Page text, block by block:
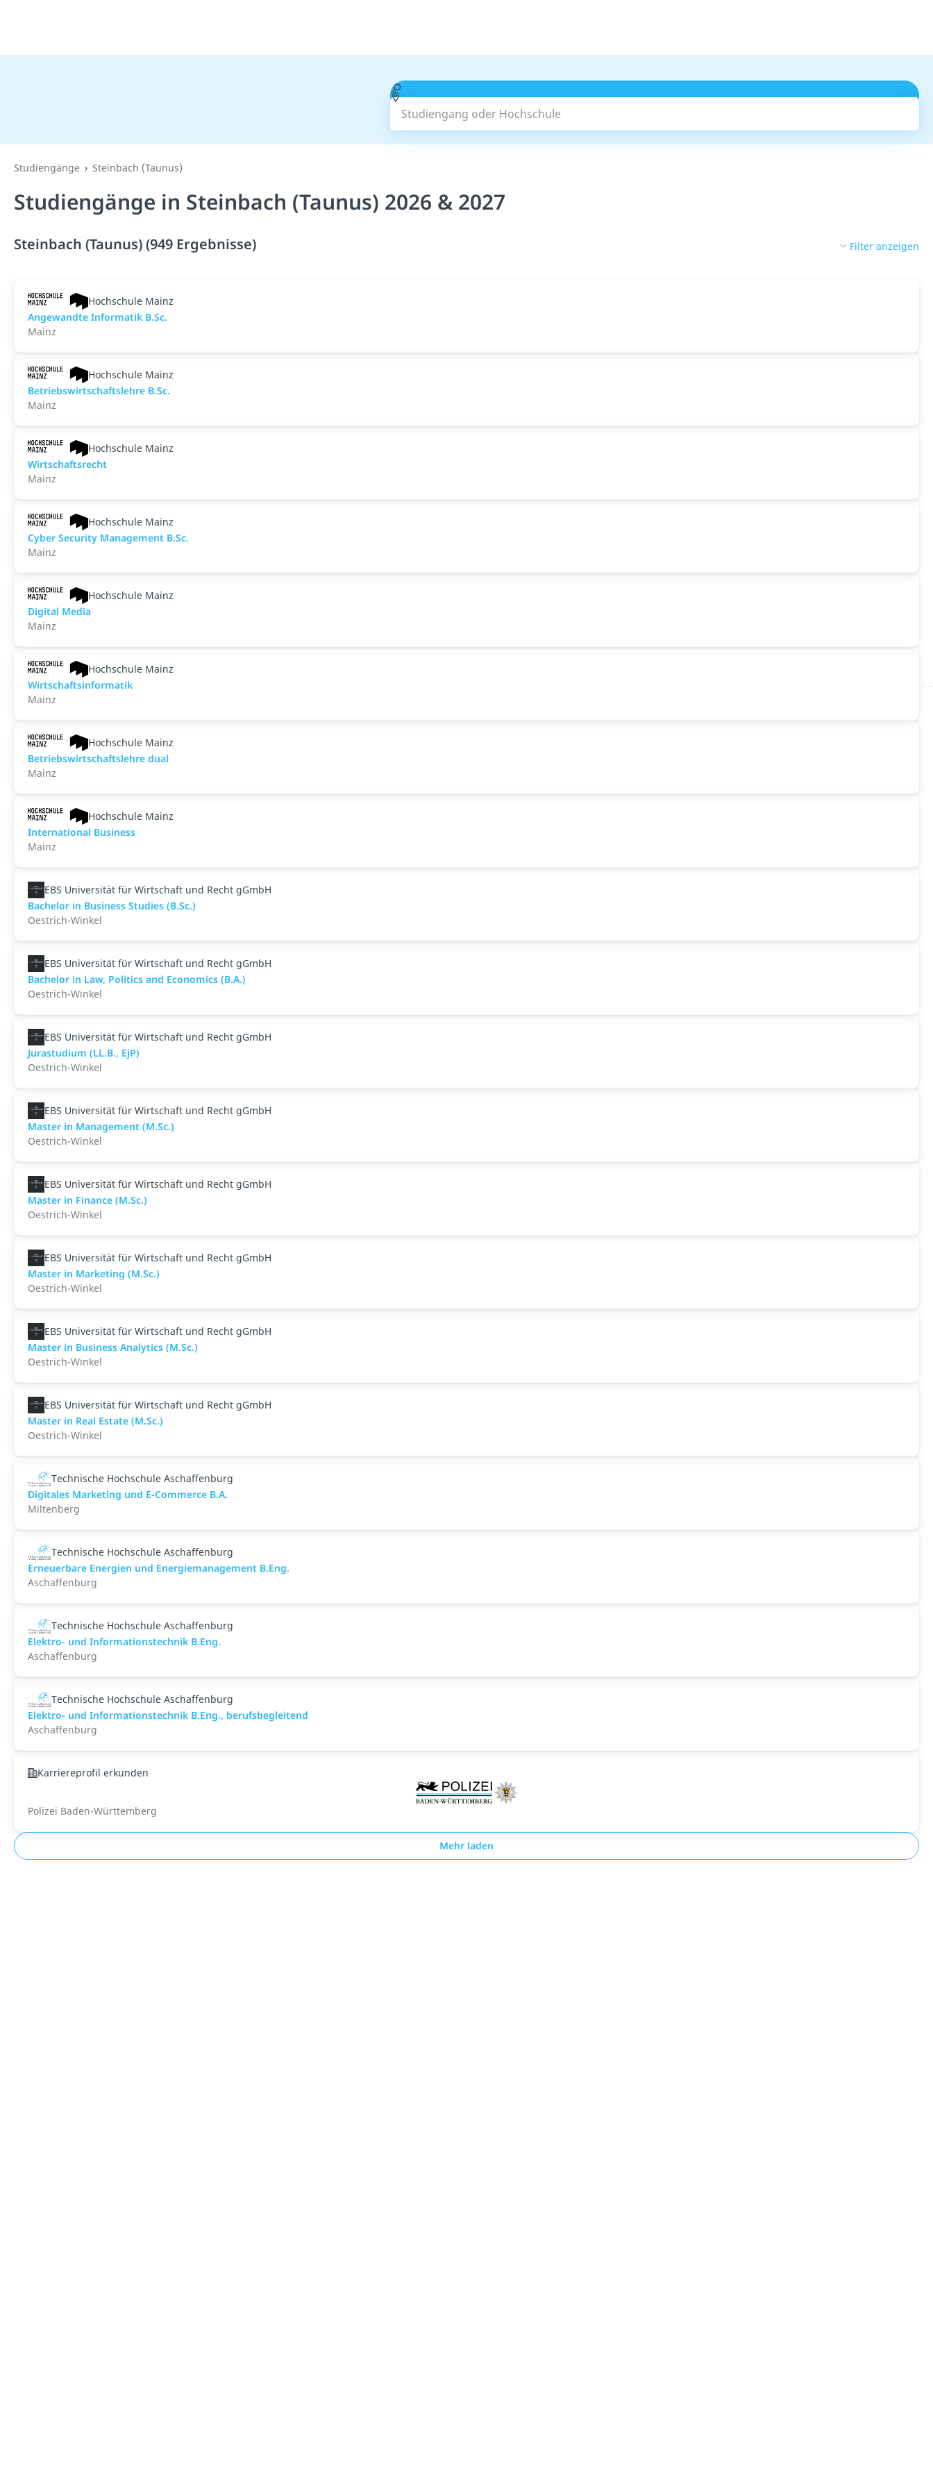
Studiengang oder Hochschule
Studiengänge Steinbach (Taunus)
Studiengänge in Steinbach (Taunus) 2026 & 2027
Steinbach (Taunus) (949 Ergebnisse) Filter anzeigen
Hochschule Mainz
An­ge­wand­te Informatik B.Sc.
Mainz
Hochschule Mainz
Betriebswirtschaftslehre B.Sc.
Mainz
Hochschule Mainz
Wirtschaftsrecht
Mainz
Hochschule Mainz
Cyber Security Management B.Sc.
Mainz
Hochschule Mainz
Digital Media
Mainz
Hochschule Mainz
Wirtschaftsinformatik
Mainz
Hochschule Mainz
Betriebswirtschaftslehre dual
Mainz
Hochschule Mainz
International Business
Mainz
EBS Universität für Wirtschaft und Recht gGmbH
Bachelor in Business Studies (B.Sc.)
Oestrich-Winkel
EBS Universität für Wirtschaft und Recht gGmbH
Bachelor in Law, Politics and Economics (B.A.)
Oestrich-Winkel
EBS Universität für Wirtschaft und Recht gGmbH
Jurastudium (LL.B., EjP)
Oestrich-Winkel
EBS Universität für Wirtschaft und Recht gGmbH
Master in Management (M.Sc.)
Oestrich-Winkel
EBS Universität für Wirtschaft und Recht gGmbH
Master in Finance (M.Sc.)
Oestrich-Winkel
EBS Universität für Wirtschaft und Recht gGmbH
Master in Marketing (M.Sc.)
Oestrich-Winkel
EBS Universität für Wirtschaft und Recht gGmbH
Master in Business Analytics (M.Sc.)
Oestrich-Winkel
EBS Universität für Wirtschaft und Recht gGmbH
Master in Real Estate (M.Sc.)
Oestrich-Winkel
Technische Hochschule Aschaffenburg
Digitales Marketing und E-Commerce B.A.
Miltenberg
Technische Hochschule Aschaffenburg
Erneuerbare Energien und Energiemanagement B.Eng.
Aschaffenburg
Technische Hochschule Aschaffenburg
Elektro- und Informationstechnik B.Eng.
Aschaffenburg
Technische Hochschule Aschaffenburg
Elektro- und Informationstechnik B.Eng., berufsbegleitend
Aschaffenburg
Karriereprofil erkunden
Polizei Baden-Württemberg
Mehr laden